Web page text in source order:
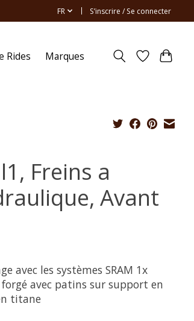
FR S’inscrire / Se connecter
Rides Marques
Freins a
Avant
avec les systèmes SRAM 1x
avec patins sur support en
titane